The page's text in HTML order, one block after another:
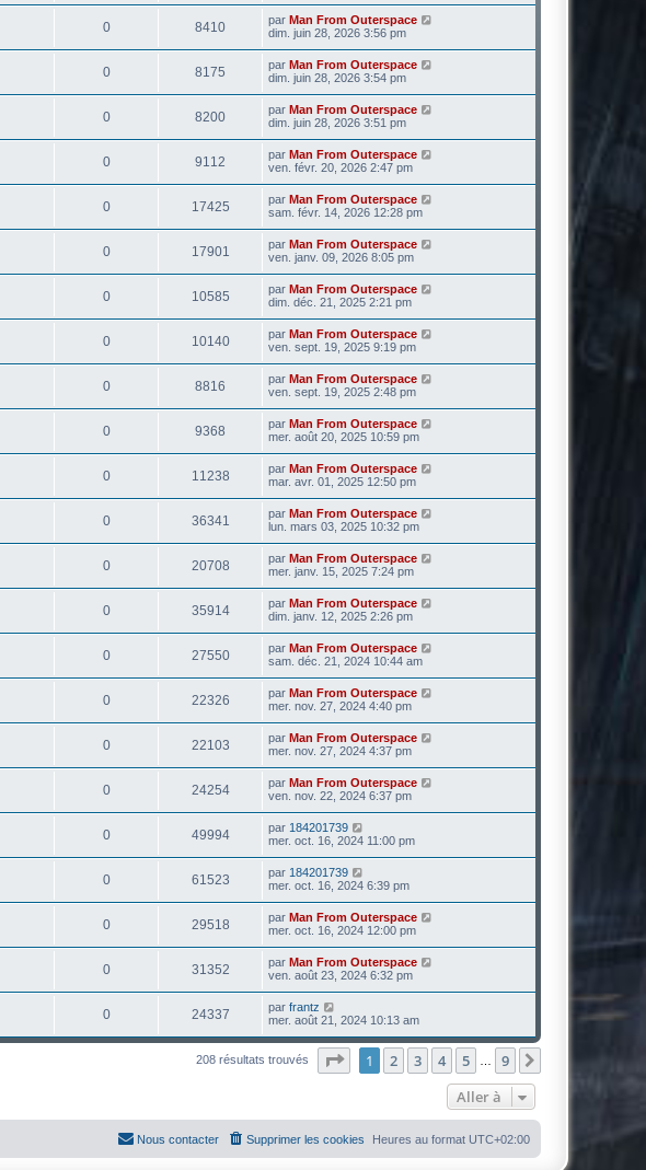
0 8410 par Man From Outerspace
dim. juin 28, 2026 3:56 pm
0 8175 par Man From Outerspace
dim. juin 28, 2026 3:54 pm
0 8200 par Man From Outerspace
dim. juin 28, 2026 3:51 pm
0 9112 par Man From Outerspace
ven. févr. 20, 2026 2:47 pm
0 17425 par Man From Outerspace
sam. févr. 14, 2026 12:28 pm
0 17901 par Man From Outerspace
ven. janv. 09, 2026 8:05 pm
0 10585 par Man From Outerspace
dim. déc. 21, 2025 2:21 pm
0 10140 par Man From Outerspace
ven. sept. 19, 2025 9:19 pm
0 8816 par Man From Outerspace
ven. sept. 19, 2025 2:48 pm
0 9368 par Man From Outerspace
mer. août 20, 2025 10:59 pm
0 11238 par Man From Outerspace
mar. avr. 01, 2025 12:50 pm
0 36341 par Man From Outerspace
lun. mars 03, 2025 10:32 pm
0 20708 par Man From Outerspace
mer. janv. 15, 2025 7:24 pm
0 35914 par Man From Outerspace
dim. janv. 12, 2025 2:26 pm
0 27550 par Man From Outerspace
sam. déc. 21, 2024 10:44 am
0 22326 par Man From Outerspace
mer. nov. 27, 2024 4:40 pm
0 22103 par Man From Outerspace
mer. nov. 27, 2024 4:37 pm
0 24254 par Man From Outerspace
ven. nov. 22, 2024 6:37 pm
0 49994 par 184201739
mer. oct. 16, 2024 11:00 pm
0 61523 par 184201739
mer. oct. 16, 2024 6:39 pm
0 29518 par Man From Outerspace
mer. oct. 16, 2024 12:00 pm
0 31352 par Man From Outerspace
ven. août 23, 2024 6:32 pm
0 24337 par frantz
mer. août 21, 2024 10:13 am
208 résultats trouvés Page sur9
1 2 3 4 5 9
Aller à
Heures au format UTC+02:00
Supprimer les cookies
Nous contacter